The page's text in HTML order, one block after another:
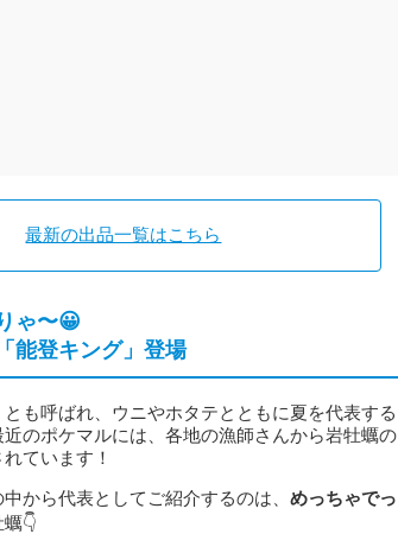
最新の出品一覧はこちら
ゃ〜😀
能登キング」登場
とも呼ばれ、ウニやホタテとともに夏を代表する
のポケマルには、各地の漁師さんから岩牡蠣の
ています！
から代表としてご紹介するのは、 めっちゃでっ
👇